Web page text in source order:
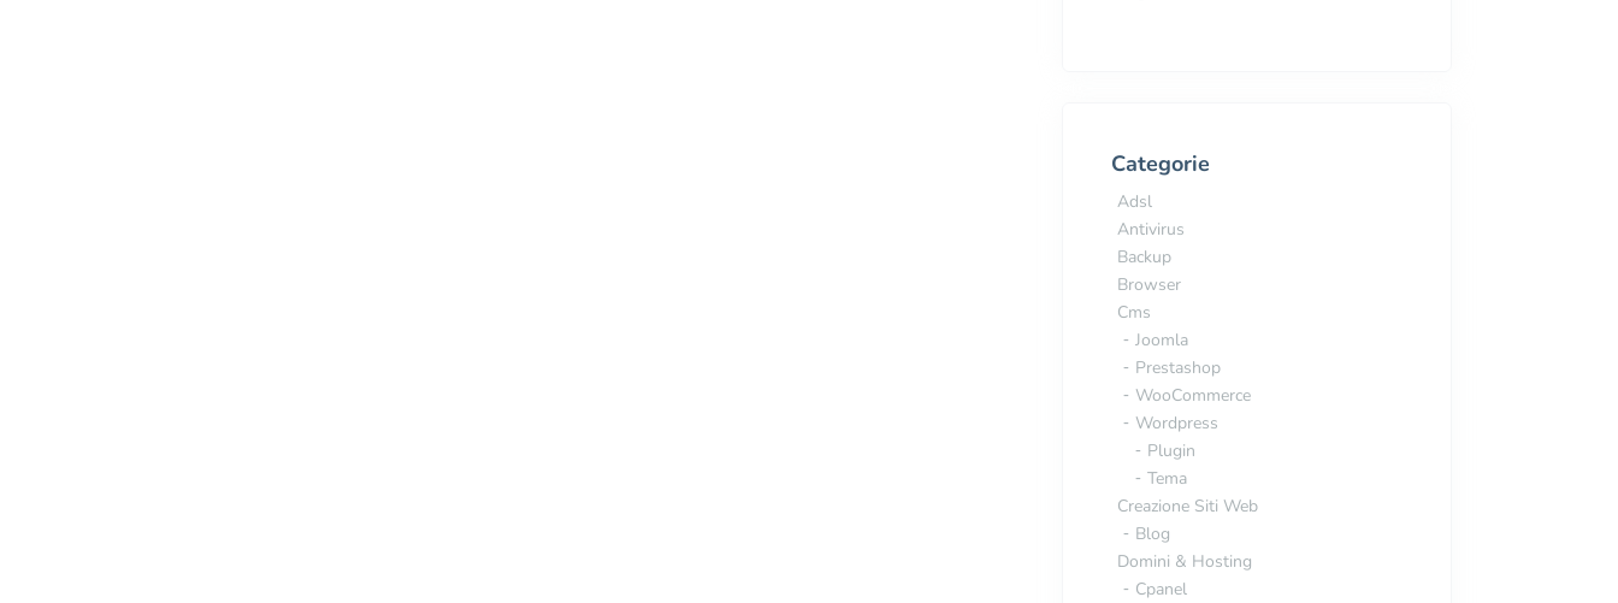
Categorie
Adsl
Antivirus
Backup
Browser
Cms
Joomla
Prestashop
WooCommerce
Wordpress
Plugin
Tema
Creazione Siti Web
Blog
Domini & Hosting
Cpanel